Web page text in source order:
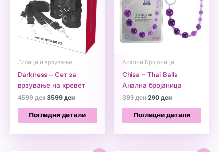
Лисици и врзување
Darkness – Сет за
врзување на кревет
4599денOriginal
was:
4599 ден.
3599денCurrent
is:
Погледни детали
Анални Бројаници
Chisa – Thai Balls
Анална бројаница
399денOriginal
was:
399 ден.
290денCurrent
is:
290 ден.
Погледни детали